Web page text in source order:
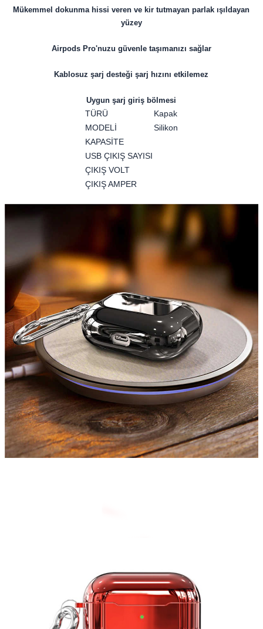
Mükemmel dokunma hissi veren ve kir tutmayan parlak ışıldayan
yüzey
Airpods Pro'nuzu güvenle taşımanızı sağlar
Kablosuz şarj desteği şarj hızını etkilemez
Uygun şarj giriş bölmesi
TÜRÜ
Kapak
MODELİ
Silikon
KAPASİTE
USB ÇIKIŞ SAYISI
ÇIKIŞ VOLT
ÇIKIŞ AMPER